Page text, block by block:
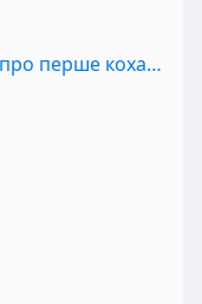
Вітька + Галя, або Повість про перше кохання